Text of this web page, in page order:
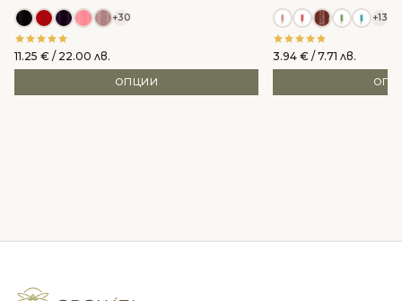
+30
11.25 € / 22.00 лв.
ОПЦИИ
+13
3.94 € / 7.71 лв.